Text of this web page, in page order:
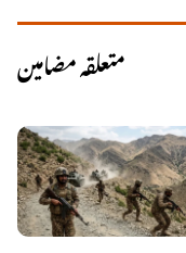
متعلقہ مضامین